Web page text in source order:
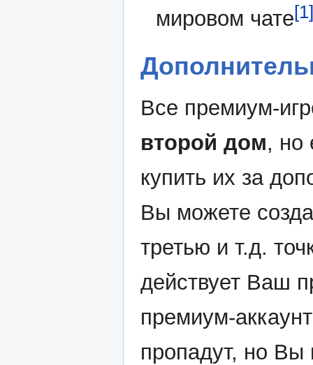
мировом чате
Все премиум-
второй дом, но
купить их за
Вы можете
третью и т.д.
действует Ваш
премиум-
пропадут, но